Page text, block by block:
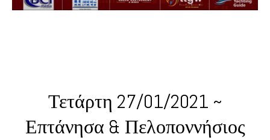
Τετάρτη 27/01/2021 ~
Επτάνησα & Πελοποννήσιος